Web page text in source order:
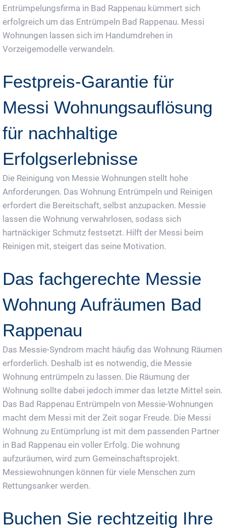
Entrümpelungsfirma in Bad Rappenau kümmert sich
erfolgreich um das Entrümpeln Bad Rappenau. Messi
Wohnungen lassen sich im Handumdrehen in
Vorzeigemodelle verwandeln.
Festpreis-Garantie für
Messi Wohnungsauflösung
für nachhaltige
Erfolgserlebnisse
Die Reinigung von Messie Wohnungen stellt hohe
Anforderungen. Das Wohnung Entrümpeln und Reinigen
erfordert die Bereitschaft, selbst anzupacken. Messie
lassen die Wohnung verwahrlosen, sodass sich
hartnäckiger Schmutz festsetzt. Hilft der Messi beim
Reinigen mit, steigert das seine Motivation.
Das fachgerechte Messie
Wohnung Aufräumen Bad
Rappenau
Das Messie-Syndrom macht häufig das Wohnung Räumen
erforderlich. Deshalb ist es notwendig, die Messie
Wohnung entrümpeln zu lassen. Die Räumung der
Wohnung sollte dabei jedoch immer das letzte Mittel sein.
Das Bad Rappenau Entrümpeln von Messie-Wohnungen
macht dem Messi mit der Zeit sogar Freude. Die Messi
Wohnung zu Entümprlung ist mit dem passenden Partner
in Bad Rappenau ein voller Erfolg. Die wohnung
aufzuräumen, wird zum Gemeinschaftsprojekt.
Messiewohnungen können für viele Menschen zum
Rettungsanker werden.
Buchen Sie rechtzeitig Ihre